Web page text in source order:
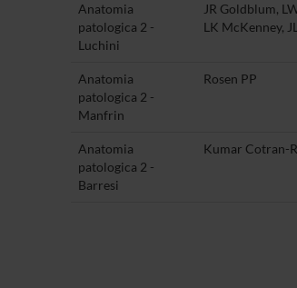
Anatomia
patologica 2 -
Luchini
JR Goldblum,
LK McKenney,
Anatomia
patologica 2 -
Manfrin
Rosen PP
Anatomia
patologica 2 -
Barresi
Kumar Cotran-